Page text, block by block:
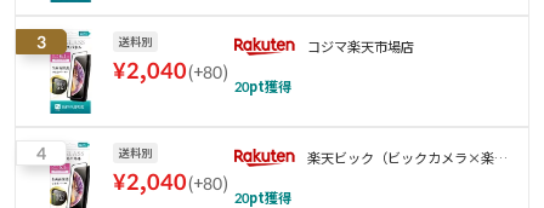
3 送料別
¥2,040(+80)
コジマ楽天市場店
20pt獲得
4 送料別
¥2,040(+80)
楽天ビック（ビックカメラ×楽
20pt獲得